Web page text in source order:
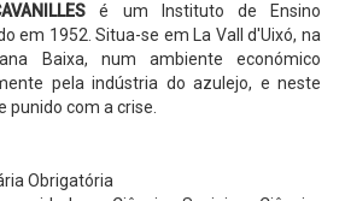
é um Instituto de Ensino
em 1952. Situa-se em La Vall d'Uixó, na
Baixa, num ambiente económico
pela indústria do azulejo, e neste
com a crise.
Obrigatória